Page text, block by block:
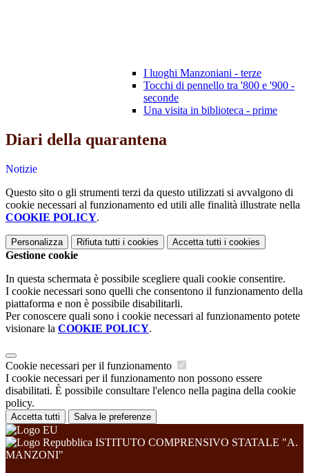
I luoghi Manzoniani - terze
Tocchi di pennello tra '800 e '900 -
seconde
Una visita in biblioteca - prime
Diari della quarantena
Notizie
Questo sito o gli strumenti terzi da questo utilizzati si avvalgono di
cookie necessari al funzionamento ed utili alle finalità illustrate nella
COOKIE POLICY.
Personalizza Rifiuta tutti i cookies Accetta tutti i cookies
Gestione cookie
In questa schermata è possibile scegliere quali cookie consentire.
I cookie necessari sono quelli che consentono il funzionamento della
piattaforma e non è possibile disabilitarli.
Per conoscere quali sono i cookie necessari al funzionamento potete
visionare la COOKIE POLICY.
Cookie necessari per il funzionamento
I cookie necessari per il funzionamento non possono essere
disabilitati. È possibile consultare l'elenco nella pagina della cookie
policy.
Accetta tutti Salva le preferenze
ISTITUTO COMPRENSIVO STATALE "A.
MANZONI"